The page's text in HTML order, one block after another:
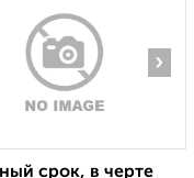
›
срок, в черте